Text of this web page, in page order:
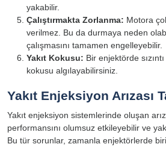
yakabilir.
Çalıştırmakta Zorlanma: Motora
verilmez. Bu da durmaya neden
çalışmasını tamamen engelleyebilir.
Yakıt Kokusu: Bir enjektörde
kokusu algılayabilirsiniz.
Yakıt Enjeksiyon Arızası
Yakıt enjeksiyon sistemlerinde oluşan
performansını olumsuz etkileyebilir ve
Bu tür sorunlar, zamanla enjektörlerde